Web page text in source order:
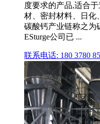
度要求的产品,适合
材、密封材料、日化
碳酸钙产业链称之为
ESturge公司已 ...
联系电话: 180 3780